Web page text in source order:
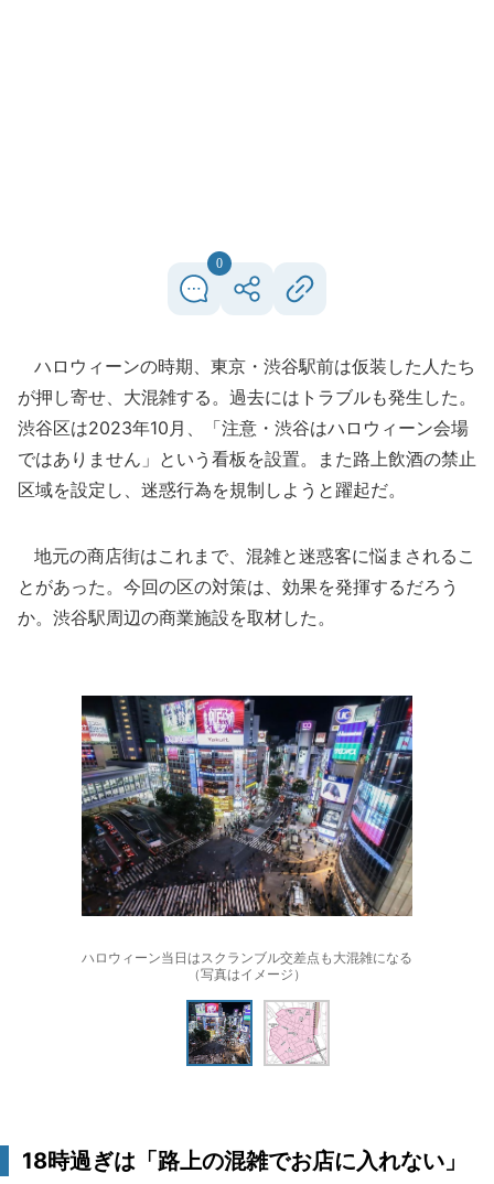
0
ハロウィーンの時期、東京・渋谷駅前は仮装した人たち
が押し寄せ、大混雑する。過去にはトラブルも発生した。
渋谷区は2023年10月、「注意・渋谷はハロウィーン会場
ではありません」という看板を設置。また路上飲酒の禁止
区域を設定し、迷惑行為を規制しようと躍起だ。
地元の商店街はこれまで、混雑と迷惑客に悩まされるこ
とがあった。今回の区の対策は、効果を発揮するだろう
か。渋谷駅周辺の商業施設を取材した。
ハロウィーン当日はスクランブル交差点も大混雑になる
（写真はイメージ）
18時過ぎは「路上の混雑でお店に入れない」